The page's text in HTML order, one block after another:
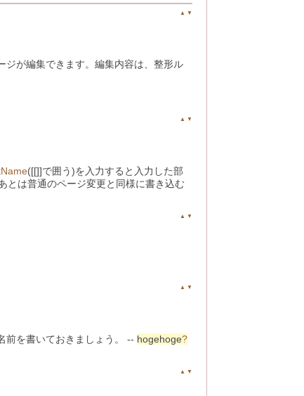
▲ ▼
ジが編集できます。編集内容は、整形ル
▲ ▼
([[]]で囲う)を入力すると入力した部
とは普通のページ変更と同様に書き込む
▲ ▼
▲ ▼
前を書いておきましょう。 -- hogehoge?
▲ ▼